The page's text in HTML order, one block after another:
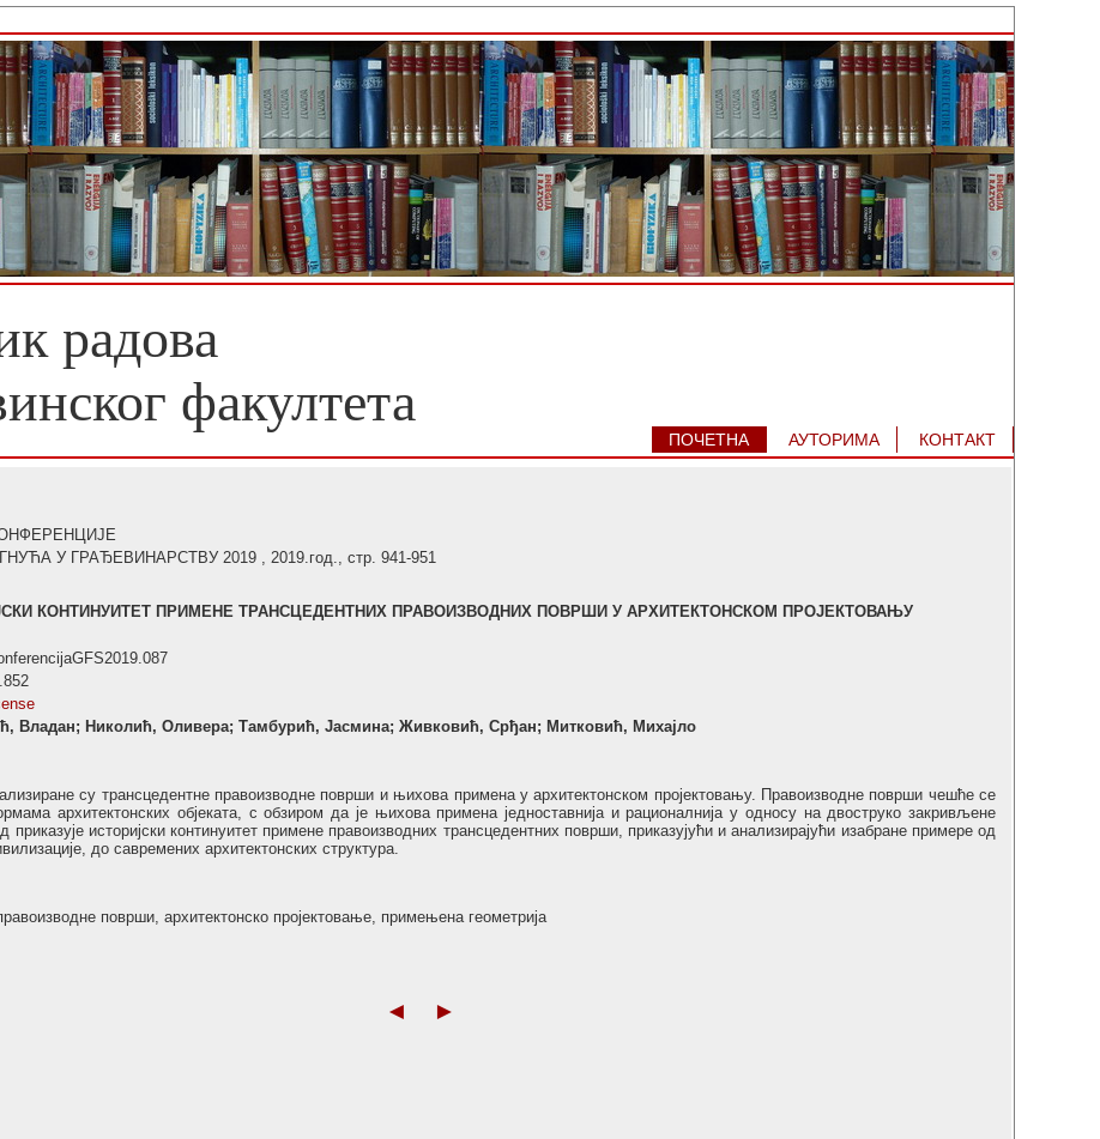
радова
факултета
ПОЧЕТНА АУТОРИМA КОНТАКТ
У ГРАЂЕВИНАРСТВУ 2019 , 2019.год., стр. 941-951
КОНТИНУИТЕТ ПРИМЕНЕ ТРАНСЦЕДЕНТНИХ ПРАВОИЗВОДНИХ ПОВРШИ У АРХИТЕКТОНСКОМ ПРОЈЕКТОВАЊУ
Владан; Николић, Оливера; Тамбурић, Јасмина; Живковић, Срђан; Митковић, Михајло
су трансцедентне правоизводне површи и њихова примена у архитектонском пројектовању. Правоизводне површи чешће се
архитектонских објеката, с обзиром да је њихова примена једноставнија и рационалнија у односу на двоструко закривљене
приказује историјски континуитет примене правоизводних трансцедентних површи, приказујући и анализирајући изабране примере од
до савремених архитектонских структура.
површи, архитектонско пројектовање, примењена геометрија
◄ ►